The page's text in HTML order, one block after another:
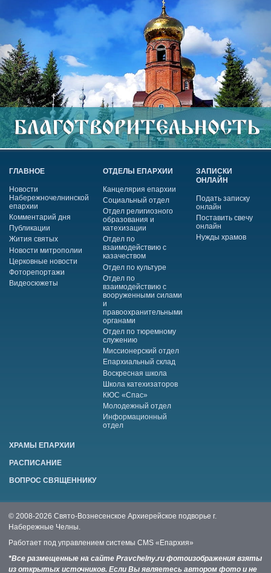
ГЛАВНОЕ
Новости
Набережночелнинской
епархии
Комментарий дня
Публикации
Жития святых
Новости митрополии
Церковные новости
Фоторепортажи
Видеосюжеты
ОТДЕЛЫ ЕПАРХИИ
Канцелярия епархии
Социальный отдел
Отдел религиозного
образования и
катехизации
Отдел по
взаимодействию с
казачеством
Отдел по культуре
Отдел по
взаимодействию с
вооруженными силами
и
правоохранительными
органами
Отдел по тюремному
служению
Миссионерский отдел
Епархиальный склад
Воскресная школа
Школа катехизаторов
КЮС «Спас»
Молодежный отдел
Информационный
отдел
ЗАПИСКИ
ОНЛАЙН
Подать записку
онлайн
Поставить свечу
онлайн
Нужды храмов
ХРАМЫ ЕПАРХИИ
РАСПИСАНИЕ
ВОПРОС СВЯЩЕННИКУ
© 2008-2026 Свято-Вознесенское Архиерейское подворье г.
Набережные Челны.
Работает под управлением системы CMS «Епархия»
*Все размещенные на сайте Pravchelny.ru фотоизображения взяты
из открытых источников. Если Вы являетесь автором фото и не